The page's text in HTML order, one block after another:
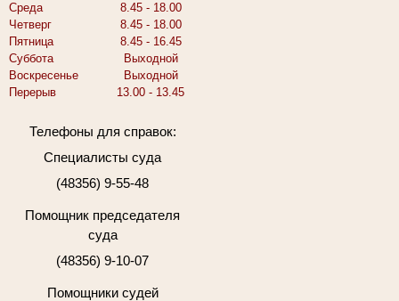
Среда
8.45 - 18.00
Четверг
8.45 - 18.00
Пятница
8.45 - 16.45
Суббота
Выходной
Воскресенье
Выходной
Перерыв
13.00 - 13.45
Телефоны для справок:
Специалисты суда
(48356) 9-55-48
Помощник председателя
суда
(48356) 9-10-07
Помощники судей